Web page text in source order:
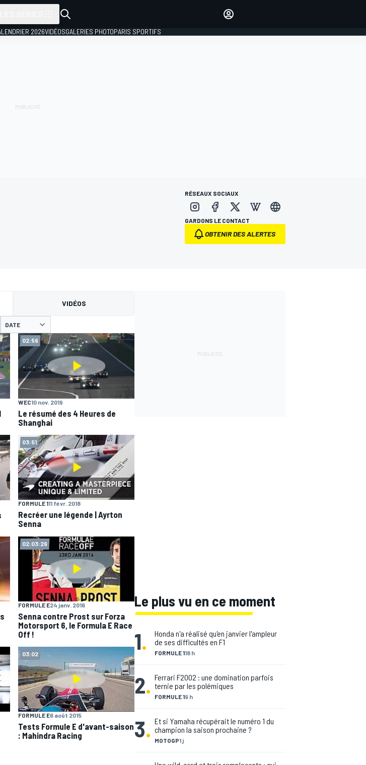
2026VIDÉOSGALERIES PHOTOPARIS SPORTIFS
RÉSEAUX SOCIAUX
GARDONS LE CONTACT
OBTENIR DES ALERTES
VIDÉOS
DATE
02:59
WEC10 nov. 2019
Le résumé des 4 Heures de
Shanghai
03:51
FORMULE 111 févr. 2018
Recréer une légende | Ayrton
Senna
02:03:29
FORMULE E24 janv. 2016
Senna contre Prost sur Forza
Motorsport 6, le Formula E Race
Off !
03:02
FORMULE E6 août 2015
Tests Formule E d'avant-saison
: Mahindra Racing
Le plus vu en ce moment
1. FORMULE 118 h
Honda n'a réalisé qu'en janvier l'ampleur
de ses difficultés en F1
2. FORMULE 19 h
Ferrari F2002 : une domination parfois
ternie par les polémiques
3. MOTOGP1 j
Et si Yamaha récupérait le numéro 1 du
champion la saison prochaine ?